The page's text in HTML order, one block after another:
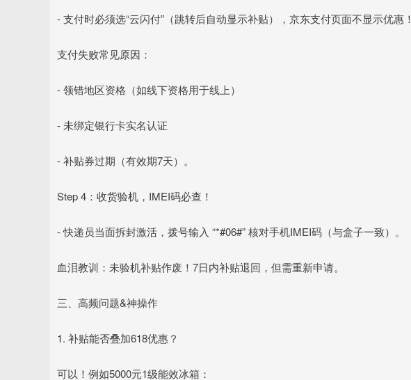
- 支付时必须选“云闪付”（跳转后自动显示补贴），京东支付页面不显示优惠！
支付失败常见原因：
- 领错地区资格（如线下资格用于线上）
- 未绑定银行卡实名认证
- 补贴券过期（有效期7天）。
Step 4：收货验机，IMEI码必查！
- 快递员当面拆封激活，拨号输入 “*#06#” 核对手机IMEI码（与盒子一致）。
血泪教训：未验机补贴作废！7日内补贴退回，但需重新申请。
三、高频问题&神操作
1. 补贴能否叠加618优惠？
可以！例如5000元1级能效冰箱：